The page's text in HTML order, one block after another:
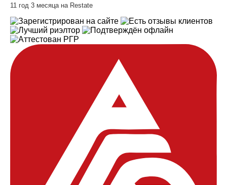
11 год 3 месяца на Restate